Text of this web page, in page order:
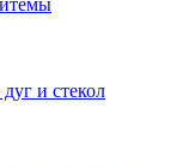
и стекол